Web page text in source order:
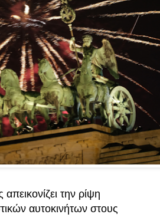
την ρίψη
αυτοκινήτων στους